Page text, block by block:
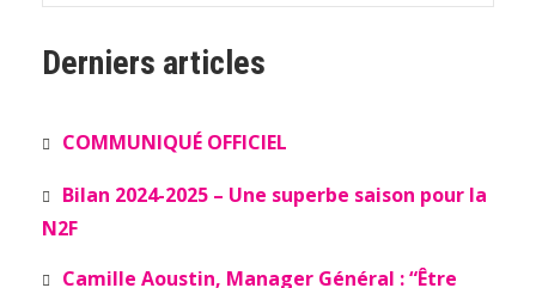
Derniers articles
COMMUNIQUÉ OFFICIEL
Bilan 2024-2025 – Une superbe saison pour la
N2F
Camille Aoustin, Manager Général : “Être